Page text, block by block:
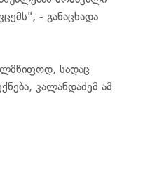
- განაცხადა
სადაც
კალანდაძემ ამ